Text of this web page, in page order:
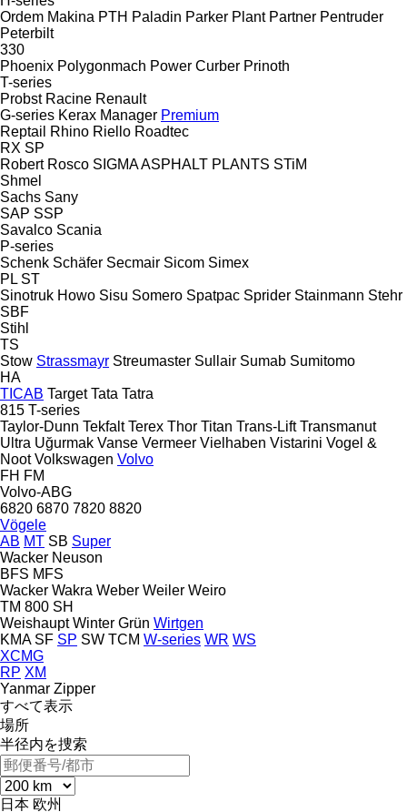
Ordem Makina PTH Paladin Parker Plant Partner Pentruder
Peterbilt
330
Phoenix Polygonmach Power Curber Prinoth
T-series
Probst Racine Renault
G-series Kerax Manager Premium
Reptail
Rhino Riello Roadtec
RX SP
Robert Rosco SIGMA ASPHALT PLANTS STiM
Shmel
Sachs Sany
SAP SSP
Savalco Scania
P-series
Schenk Schäfer Secmair Sicom Simex
PL ST
Sinotruk Howo Sisu Somero Spatpac Sprider Stainmann Stehr
SBF
Stihl
TS
Stow Strassmayr Streumaster Sullair Sumab Sumitomo
HA
TICAB Target Tata Tatra
815 T-series
Taylor-Dunn Tekfalt Terex Thor Titan Trans-Lift Transmanut
Ultra Uğurmak Vanse Vermeer Vielhaben Vistarini Vogel &
Noot Volkswagen Volvo
FH FM
Volvo-ABG
6820 6870 7820 8820
Vögele
AB MT SB Super
Wacker Neuson
BFS MFS
Wacker Wakra Weber Weiler Weiro
TM 800 SH
Weishaupt Winter Grün Wirtgen
KMA SF SP SW TCM W-series WR WS
XCMG
RP XM
Yanmar Zipper
すべて表示
場所
半径内を捜索
日本 欧州